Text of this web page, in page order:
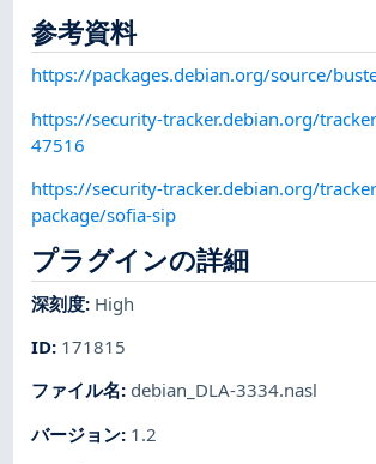
参考資料
https://packages.debian.org/source/
https://security-tracker.debian.org/
47516
https://security-tracker.debian.org/
package/sofia-sip
プラグインの詳細
深刻度: High
ID: 171815
ファイル名: debian_DLA-3334.nasl
バージョン: 1.2